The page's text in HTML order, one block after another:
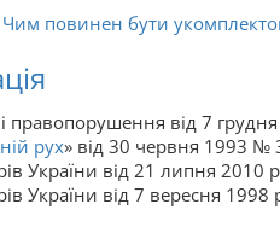
Чим повинен бути
правопорушення від 7
рух» від 30 червня 1993 №
України від 21 липня 2010
України від 7 вересня